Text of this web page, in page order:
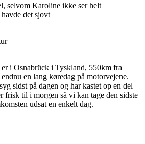
selvom Karoline ikke ser helt
det sjovt
i Osnabrück i Tyskland, 550km fra
en lang køredag på motorvejene.
sidst på dagen og har kastet op en del
frisk til i morgen så vi kan tage den sidste
udsat en enkelt dag.